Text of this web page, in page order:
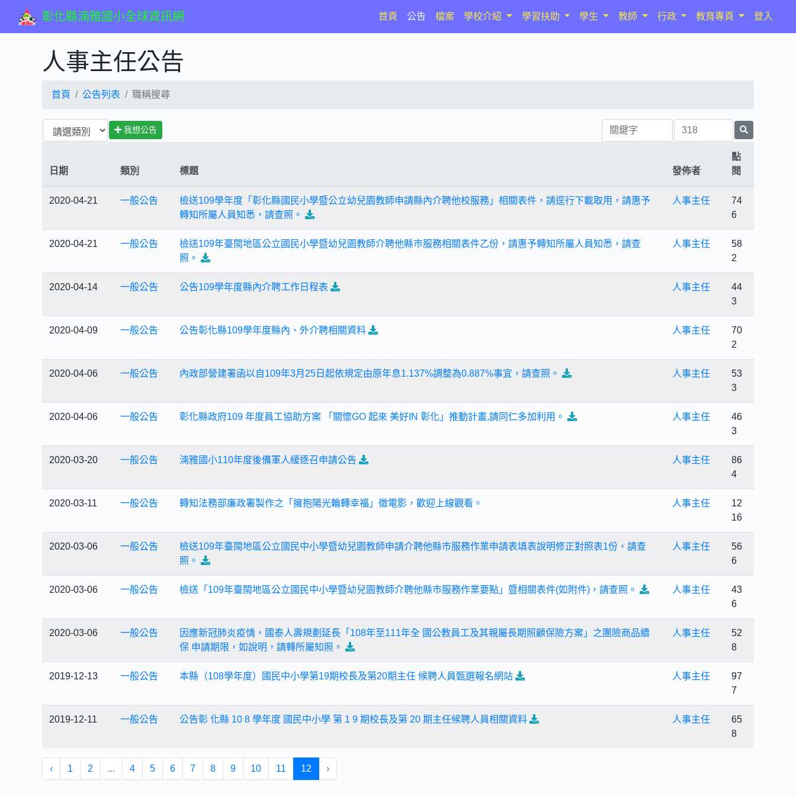
彰化縣湳雅國小全球資訊網 首頁(current)
公告 檔案 學校介紹 學習扶助 學生 教師 行政 教育專頁 登入
人事主任公告
首頁 公告列表 職稱搜尋
我想公告
日期 類別 標題 發佈者
點
閱
2020-04-21 一般公告
檢送109學年度「彰化縣國民小學暨公立幼兒園教師申請縣內介聘他校服務」相關表件，請逕行下載取用，請惠予
轉知所屬人員知悉，請查照。
人事主任
74
6
2020-04-21 一般公告
檢送109年臺閩地區公立國民小學暨幼兒園教師介聘他縣巿服務相關表件乙份，請惠予轉知所屬人員知悉，請查
照。
人事主任
58
2
2020-04-14 一般公告 公告109學年度縣內介聘工作日程表 人事主任
44
3
2020-04-09 一般公告 公告彰化縣109學年度縣內、外介聘相關資料 人事主任
70
2
2020-04-06 一般公告 內政部營建署函以自109年3月25日起依規定由原年息1.137%調整為0.887%事宜，請查照。 人事主任
53
3
2020-04-06 一般公告 彰化縣政府109 年度員工協助方案 「關懷GO 起來 美好IN 彰化」推動計畫,請同仁多加利用。 人事主任
46
3
2020-03-20 一般公告 湳雅國小110年度後備軍人緩逐召申請公告 人事主任
86
4
2020-03-11 一般公告 轉知法務部廉政署製作之「擁抱陽光輪轉幸福」徵電影，歡迎上線觀看。 人事主任
12
16
2020-03-06 一般公告
檢送109年臺閩地區公立國民中小學暨幼兒園教師申請介聘他縣市服務作業申請表填表說明修正對照表1份，請查
照。
人事主任
56
6
2020-03-06 一般公告 檢送「109年臺閩地區公立國民中小學暨幼兒園教師介聘他縣巿服務作業要點」暨相關表件(如附件)，請查照。 人事主任
43
6
2020-03-06 一般公告
因應新冠肺炎疫情，國泰人壽規劃延長「108年至111年全 國公教員工及其親屬長期照顧保險方案」之團險商品續
保 申請期限，如說明，請轉所屬知照。
人事主任
52
8
2019-12-13 一般公告 本縣（108學年度）國民中小學第19期校長及第20期主任 候聘人員甄選報名網站 人事主任
97
7
2019-12-11 一般公告 公告彰 化縣 10 8 學年度 國民中小學 第 1 9 期校長及第 20 期主任候聘人員相關資料 人事主任
65
8
‹ 1 2 ... 4 5 6 7 8 9 10 11 12 ›